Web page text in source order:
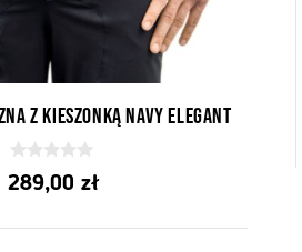
z kieszonką Navy Elegant
0
z
289,00 zł